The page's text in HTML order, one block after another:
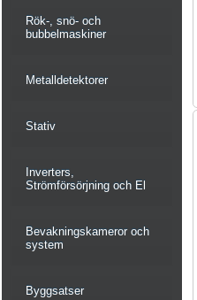
Rök-, snö- och
bubbelmaskiner
Metalldetektorer
Stativ
Inverters,
Strömförsörjning och El
Bevakningskameror och
system
Byggsatser